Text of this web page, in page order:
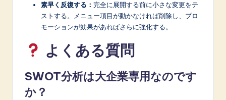
素早く反復する： 完全に展開する前に小さな変更をテ
ストする。メニュー項目が動かなければ削除し、プロ
モーションが効果があればさらに強化する。
よくある質問
SWOT分析は大企業専用なのです
か？